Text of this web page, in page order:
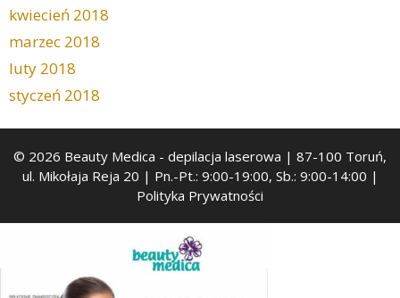
kwiecień 2018
marzec 2018
luty 2018
styczeń 2018
© 2026 Beauty Medica - depilacja laserowa | 87-100 Toruń,
ul. Mikołaja Reja 20 | Pn.-Pt.: 9:00-19:00, Sb.: 9:00-14:00 |
Polityka Prywatności